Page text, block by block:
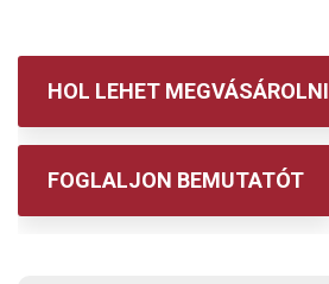
HOL LEHET MEGVÁSÁROLNI
FOGLALJON BEMUTATÓT